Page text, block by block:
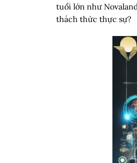
tuổi lớn như
thách thức thực sự?